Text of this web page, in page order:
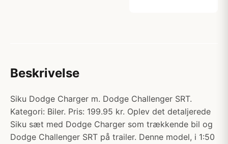
Beskrivelse
Siku Dodge Charger m. Dodge Challenger SRT.
Kategori: Biler. Pris: 199.95 kr. Oplev det detaljerede
Siku sæt med Dodge Charger som trækkende bil og
Dodge Challenger SRT på trailer. Denne model, i 1:50